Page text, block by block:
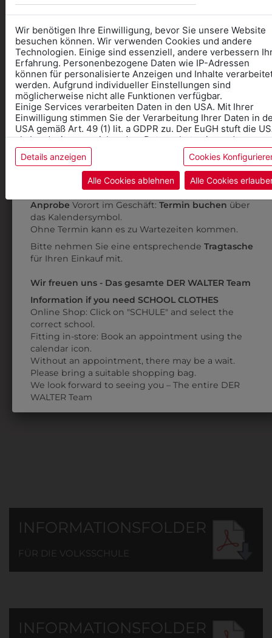
1DO60501
SWEATJACKE MIT
LOGO
€ 71,90
0DO4063801
KINDER
KAPUTZENSWEATJACKE
MIT LOGO
€ 41,90
1DO02103401
KAPUZEN
SWEATJACKE MIT
SCHULLOGO
INFORMATIONSFOLDER
FÜR DIE VOLKSSCHULE
INFORMATIONSFOLDER
Wir benötigen Ihre Einwilligung, bevor Sie unsere Website
besuchen können. Wir verwenden Cookies und andere
Technologien. Einige sind essenziell, andere verbessern
Erfahrung. Personenbezogene Daten wie IP-Adressen
können für personalisierte Anzeigen und Inhalte
werden. Aufgrund individueller Einstellungen sind
möglicherweise nicht alle Funktionen verfügbar.
Einige Services verarbeiten Daten in den USA. Mit Ihrer
Einwilligung stimmen Sie der Verarbeitung Ihrer Daten in
USA gemäß Art. 49 (1) lit. a GDPR zu. Der EuGH stuft die
als Land mit unzureichendem Datenschutz ein, und es
besteht das Risiko, dass US-Behörden Daten ohne
Klagemöglichkeit für Europäer überwachen.
Weitere Informationen finden sie in unserer
Details anzeigen Cookies
Alle Cookies ablehnen Alle Cookies
Informationen wenn Sie
Kleidung
für die SCHULE benötigen
Online Shop
: Klick auf SCHULE in der Kategorie und
die richtige Schule auswählen.
Anprobe Vorort im Geschäft: Termin buchen über
das Kalendersymbol.
Ohne Termin kann es zu Wartezeiten kommen.
Bitte nehmen Sie eine entsprechende Tragtasche
für Ihren Einkauf mit.
Wir freuen uns - Das gesamte DER WALTER Team
Information if you need SCHOOL CLOTHES
Online Shop: Click on "SCHULE" and select the
correct school.
Fitting in-store: Book an appointment using the
calendar icon.
Without an appointment, there may be a wait.
Please bring a suitable shopping bag.
We look forward to seeing you – The entire DER
WALTER Team